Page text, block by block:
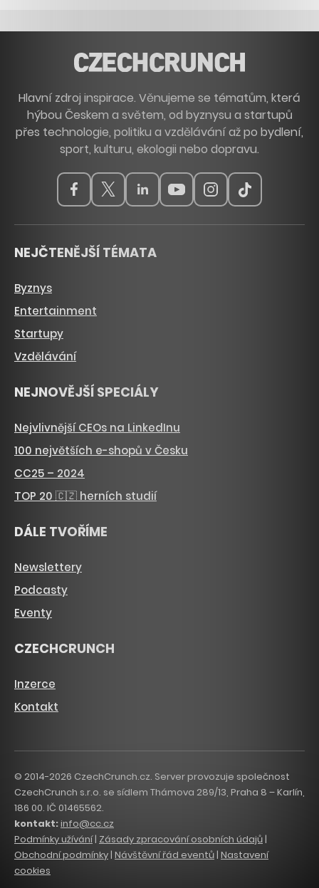
Hlavní zdroj inspirace. Věnujeme se tématům, která
hýbou Českem a světem, od byznysu a startupů
přes technologie, politiku a vzdělávání až po bydlení,
sport, kulturu, ekologii nebo dopravu.
NEJČTENĚJŠÍ TÉMATA
Byznys
Entertainment
Startupy
Vzdělávání
NEJNOVĚJŠÍ SPECIÁLY
Nejvlivnější CEOs na LinkedInu
100 největších e-shopů v Česku
CC25 – 2024
TOP 20 🇨🇿 herních studií
DÁLE TVOŘÍME
Newslettery
Podcasty
Eventy
CZECHCRUNCH
Inzerce
Kontakt
© 2014-2026 CzechCrunch.cz. Server provozuje společnost
CzechCrunch s.r.o. se sídlem Thámova 289/13, Praha 8 – Karlín,
186 00. IČ 01465562.
kontakt:info@cc.cz
Podmínky užívání| Zásady zpracování osobních údajů |
Obchodní podmínky | Návštěvní řád eventů | Nastavení
cookies